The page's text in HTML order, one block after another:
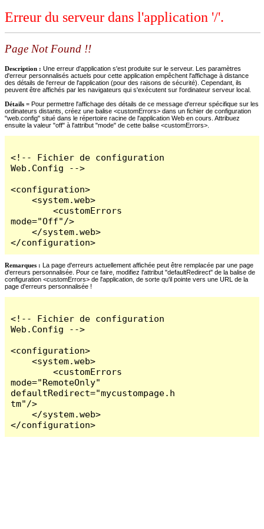
Erreur du serveur dans l'application '/'.
Page Not Found !!
Description : Une erreur d'application s'est produite sur le serveur. Les paramètres
d'erreur personnalisés actuels pour cette application empêchent l'affichage à distance
des détails de l'erreur de l'application (pour des raisons de sécurité). Cependant, ils
peuvent être affichés par les navigateurs qui s'exécutent sur l'ordinateur serveur local.
Détails = Pour permettre l'affichage des détails de ce message d'erreur spécifique sur les
ordinateurs distants, créez une balise <customErrors> dans un fichier de configuration
"web.config" situé dans le répertoire racine de l'application Web en cours. Attribuez
ensuite la valeur "off" à l'attribut "mode" de cette balise <customErrors>.
<!-- Fichier de configuration
Web.Config -->
<configuration>
    <system.web>
        <customErrors
mode="Off"/>
    </system.web>
</configuration>
Remarques : La page d'erreurs actuellement affichée peut être remplacée par une page
d'erreurs personnalisée. Pour ce faire, modifiez l'attribut "defaultRedirect" de la balise de
configuration <customErrors> de l'application, de sorte qu'il pointe vers une URL de la
page d'erreurs personnalisée !
<!-- Fichier de configuration
Web.Config -->
<configuration>
    <system.web>
        <customErrors
mode="RemoteOnly"
defaultRedirect="mycustompage.h
tm"/>
    </system.web>
</configuration>